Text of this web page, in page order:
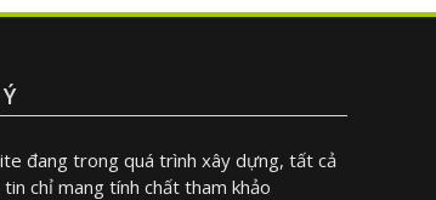
đang trong quá trình xây dựng, tất cả
chỉ mang tính chất tham khảo